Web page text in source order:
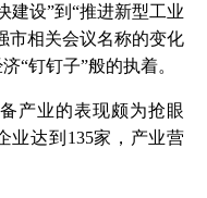
设”到“推进新型工业
市相关会议名称的变化
“钉钉子”般的执着。
业的表现颇为抢眼
达到135家，产业营